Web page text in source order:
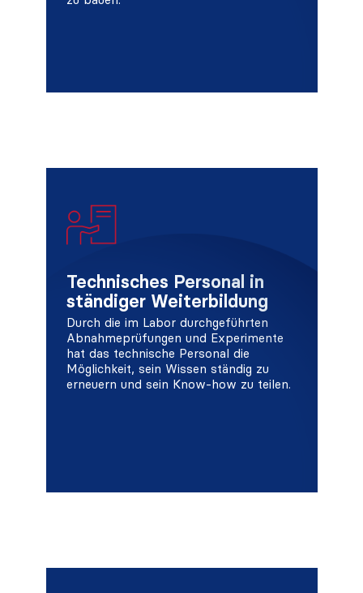
Technisches Personal in
ständiger Weiterbildung
Durch die im Labor durchgeführten
Abnahmeprüfungen und Experimente
hat das technische Personal die
Möglichkeit, sein Wissen ständig zu
erneuern und sein Know-how zu teilen.